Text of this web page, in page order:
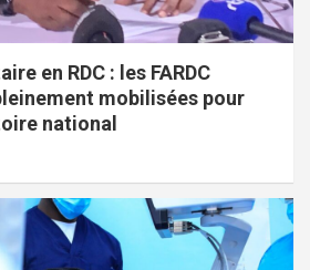
en RDC : les FARDC
mobilisées pour
national